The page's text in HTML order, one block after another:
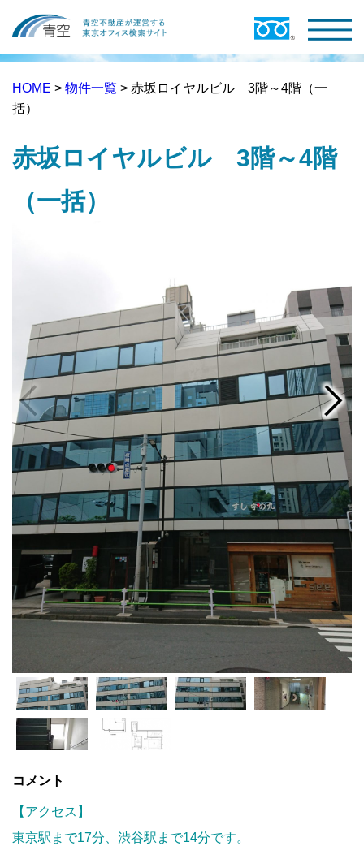
HOME > 物件一覧 > 赤坂ロイヤルビル 3階～4階（一
括）
赤坂ロイヤルビル 3階～4階
（一括）
コメント
【アクセス】
東京駅まで17分、渋谷駅まで14分です。